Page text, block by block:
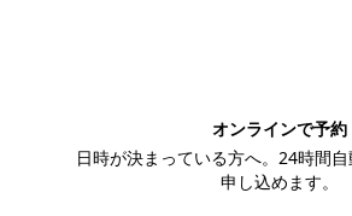
オンラインで予約
日時が決まっている方へ。24時間
申し込めます。